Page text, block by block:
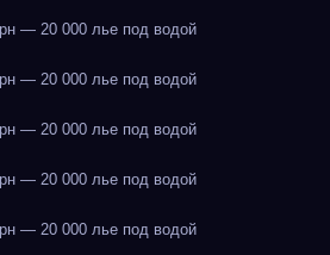
— 20 000 лье под водой
— 20 000 лье под водой
— 20 000 лье под водой
— 20 000 лье под водой
— 20 000 лье под водой